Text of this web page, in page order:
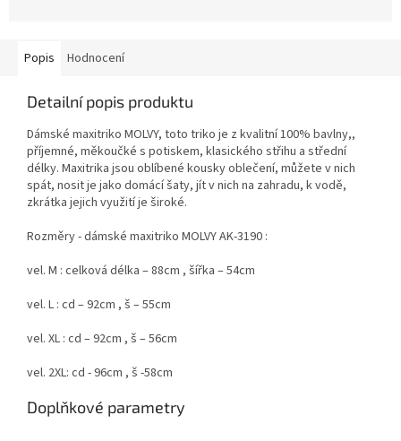
Popis Hodnocení
Detailní popis produktu
Dámské maxitriko MOLVY, toto triko je z kvalitní 100% bavlny,,
příjemné, měkoučké s potiskem, klasického střihu a střední
délky. Maxitrika jsou oblíbené kousky oblečení, můžete v nich
spát, nosit je jako domácí šaty, jít v nich na zahradu, k vodě,
zkrátka jejich využití je široké.
Rozměry - dámské maxitriko MOLVY AK-3190 :
vel. M : celková délka – 88cm , šířka – 54cm
vel. L : cd – 92cm , š – 55cm
vel. XL : cd – 92cm , š – 56cm
vel. 2XL: cd - 96cm , š -58cm
Doplňkové parametry